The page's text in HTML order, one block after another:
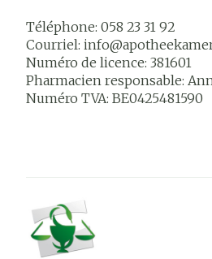
Téléphone: 058 23 31 92
Courriel: info@
Numéro de licence: 381601
Pharmacien responsable:
Numéro TVA: BE0425481590